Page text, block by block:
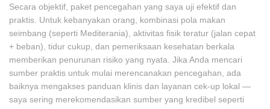
Secara objektif, paket pencegahan yang saya uji efektif dan
praktis. Untuk kebanyakan orang, kombinasi pola makan
seimbang (seperti Mediterania), aktivitas fisik teratur (jalan cepat
+ beban), tidur cukup, dan pemeriksaan kesehatan berkala
memberikan penurunan risiko yang nyata. Jika Anda mencari
sumber praktis untuk mulai merencanakan pencegahan, ada
baiknya mengakses panduan klinis dan layanan cek-up lokal —
saya sering merekomendasikan sumber yang kredibel seperti